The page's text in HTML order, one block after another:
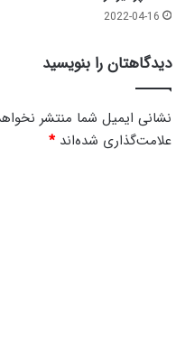
2022-04-16
دیدگاهتان را بنویسید
نشانی ایمیل شما منتشر
علامت‌گذاری شده‌اند*